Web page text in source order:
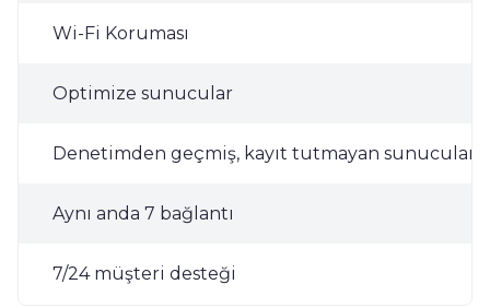
Wi-Fi Koruması
Optimize sunucular
Denetimden geçmiş, kayıt tutmayan sunucular
Aynı anda 7 bağlantı
7/24 müşteri desteği